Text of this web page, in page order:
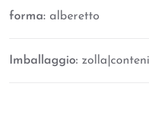
forma: alberetto
Imballaggio: